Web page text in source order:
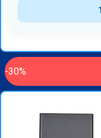
-30%